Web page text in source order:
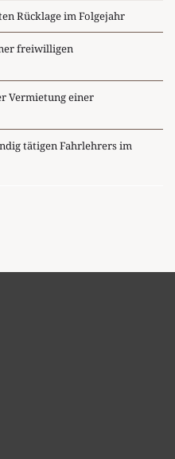
Rücklage im Folgejahr
freiwilligen
Vermietung einer
tätigen Fahrlehrers im